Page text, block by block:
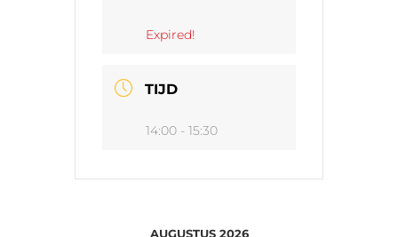
Expired!
TIJD
14:00 - 15:30
AUGUSTUS 2026